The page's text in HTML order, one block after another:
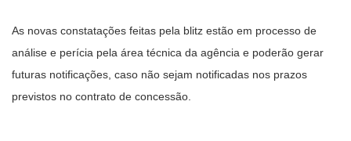
As novas constatações feitas pela blitz estão em processo de
análise e perícia pela área técnica da agência e poderão gerar
futuras notificações, caso não sejam notificadas nos prazos
previstos no contrato de concessão.